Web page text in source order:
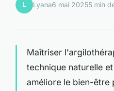
L Lyana6 mai 20255 min
Maîtriser
technique naturelle
améliore le bien-être